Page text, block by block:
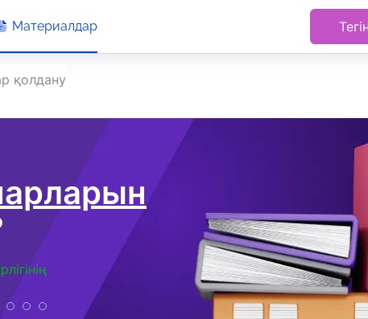
Материалдар
қолдану